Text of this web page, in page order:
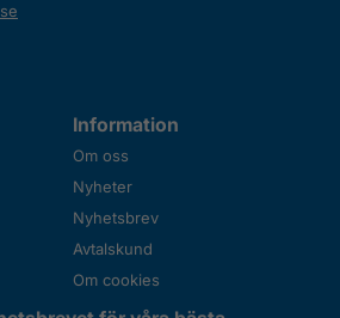
Information
Om oss
Nyheter
Nyhetsbrev
Avtalskund
Om cookies